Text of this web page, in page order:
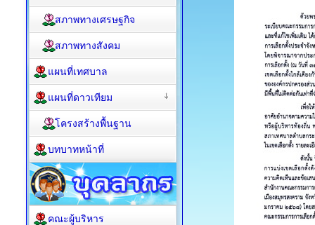
สภาพทางเศรษฐกิจ
สภาพทางสังคม
แผนที่เทศบาล
แผนที่ดาวเทียม
โครงสร้างพื้นฐาน
บทบาทหน้าที่
คณะผู้บริหาร